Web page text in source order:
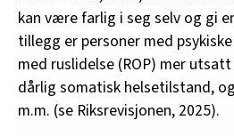
kan være farlig i seg selv og gi
tillegg er personer med
med ruslidelse (ROP) mer
dårlig somatisk helsetilstand,
m.m. (se Riksrevisjonen, 2025).